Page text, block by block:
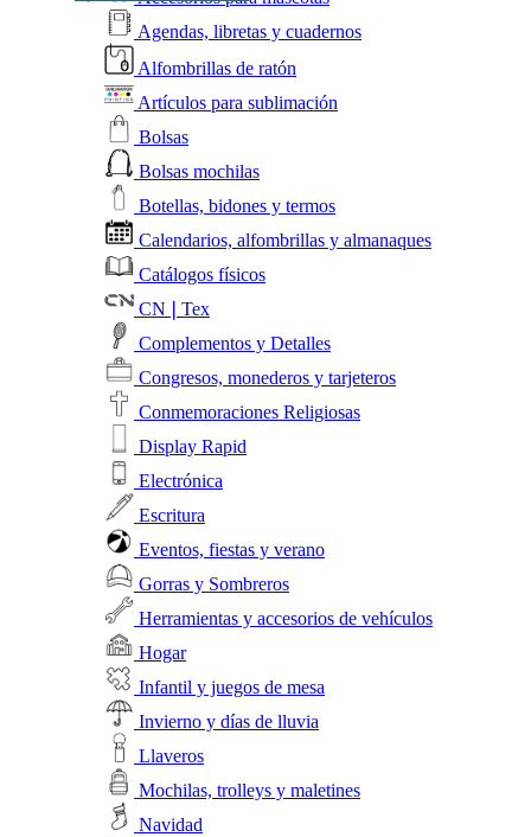
Agendas, libretas y cuadernos
Alfombrillas de ratón
Artículos para sublimación
Bolsas
Bolsas mochilas
Botellas, bidones y termos
Calendarios, alfombrillas y almanaques
Catálogos físicos
CN❘Tex
Complementos y Detalles
Congresos, monederos y tarjeteros
Conmemoraciones Religiosas
Display Rapid
Electrónica
Escritura
Eventos, fiestas y verano
Gorras y Sombreros
Herramientas y accesorios de vehículos
Hogar
Infantil y juegos de mesa
Invierno y días de lluvia
Llaveros
Mochilas, trolleys y maletines
Navidad